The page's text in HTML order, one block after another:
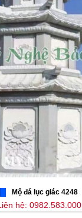
Mộ đá lục giác 4248
hệ: 0982.583.000